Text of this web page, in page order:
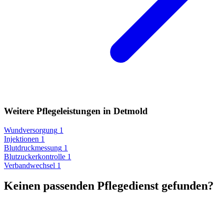
Weitere Pflegeleistungen in Detmold
Wundversorgung 1
Injektionen 1
Blutdruckmessung 1
Blutzuckerkontrolle 1
Verbandwechsel 1
Keinen passenden Pflegedienst gefunden?